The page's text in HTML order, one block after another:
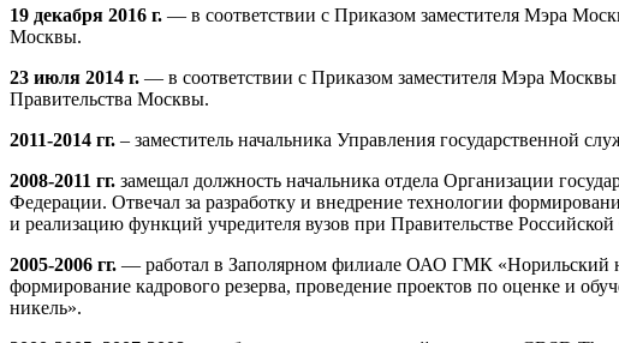
19 декабря 2016 г. — в соответствии с Приказом заместителя Мэра
Москвы.
23 июля 2014 г. — в соответствии с Приказом заместителя Мэра
Правительства Москвы.
2011-2014 гг. – заместитель начальника Управления государственной
2008-2011 гг. замещал должность начальника отдела Организации
Федерации. Отвечал за разработку и внедрение технологии
и реализацию функций учредителя вузов при Правительстве
2005-2006 гг. — работал в Заполярном филиале ОАО ГМК «Норильский
формирование кадрового резерва, проведение проектов по оценке и
никель».